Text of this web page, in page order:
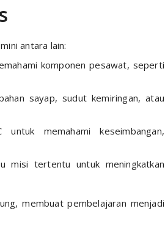
antara lain:
komponen pesawat, seperti
sayap, sudut kemiringan, atau
memahami keseimbangan,
misi tertentu untuk meningkatkan
membuat pembelajaran menjadi